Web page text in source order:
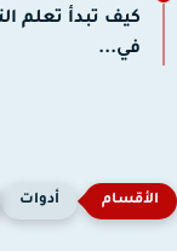
كيف تبدأ تعلم
في...
أدوات